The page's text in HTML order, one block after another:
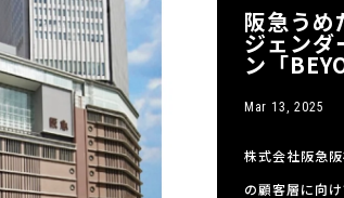
阪急うめ
ジェンダ
ン「
Mar 13, 2025
株式会社阪急
の顧客層に向